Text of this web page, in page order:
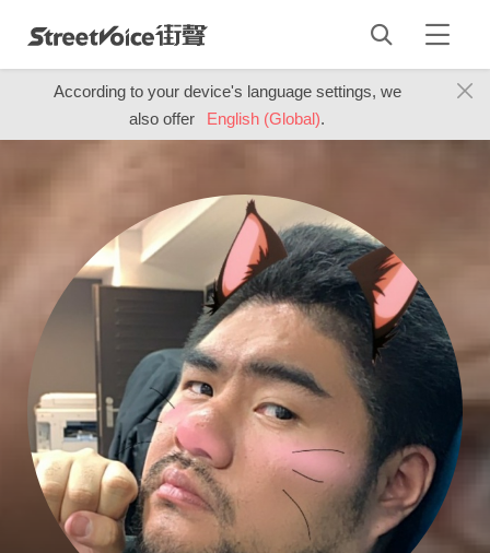
According to your device's language settings, we
also offer
English (Global).